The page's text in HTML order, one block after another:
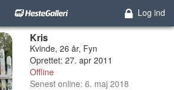
Log ind
Kris
Kvinde, 26 år, Fyn
Oprettet: 27. apr 2011
Offline
Senest online: 6. maj 2018